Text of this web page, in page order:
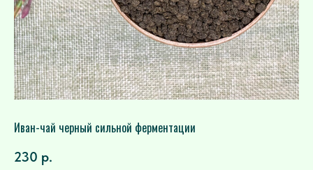
Иван-чай черный сильной ферментации
230 р.